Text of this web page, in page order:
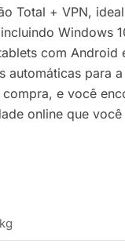
Total + VPN,
Windows
com
e você
online que você